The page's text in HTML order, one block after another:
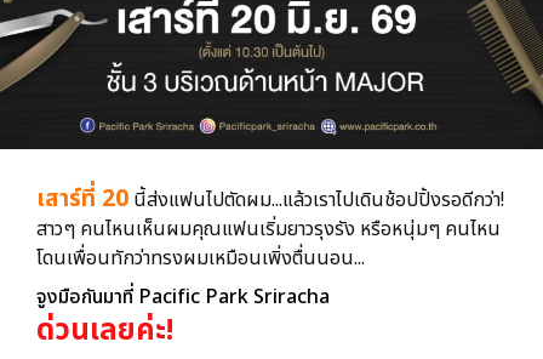
เสาร์ที่ 20 นี้ส่งแฟนไปตัดผม...แล้วเราไปเดินช้อปปิ้งรอดีกว่า!
สาวๆ คนไหนเห็นผมคุณแฟนเริ่มยาวรุงรัง หรือหนุ่มๆ คนไหน
โดนเพื่อนทักว่าทรงผมเหมือนเพิ่งตื่นนอน...
จูงมือกันมาที่ Pacific Park Sriracha
ด่วนเลยค่ะ!